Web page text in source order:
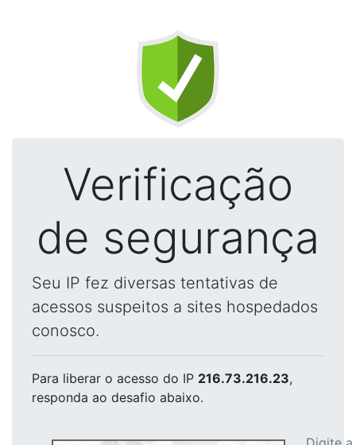
Verificação
de segurança
Seu IP fez diversas tentativas de
acessos suspeitos a sites hospedados
conosco.
Para liberar o acesso do IP 216.73.216.23,
responda ao desafio abaixo.